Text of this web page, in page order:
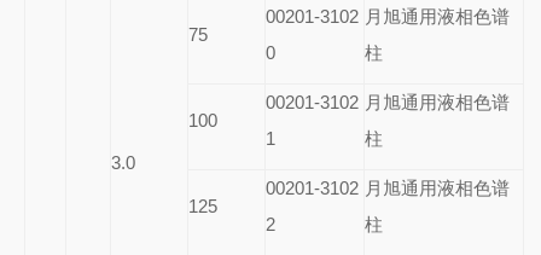
3.0
75
00201-3102
0
月旭通用液相色谱
柱
100
00201-3102
1
月旭通用液相色谱
柱
125
00201-3102
2
月旭通用液相色谱
柱